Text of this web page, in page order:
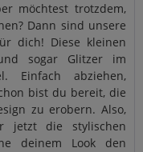
möchtest trotzdem,
Dann sind unsere
dich! Diese kleinen
sogar Glitzer im
Einfach abziehen,
bist du bereit, die
zu erobern. Also,
jetzt die stylischen
deinem Look den